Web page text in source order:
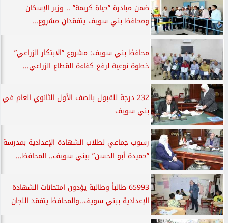
ضمن مبادرة ”حياة كريمة” .. وزير الإسكان
ومحافظ بني سويف يتفقدان مشروع...
محافظ بني سويف: مشروع ”الابتكار الزراعي”
خطوة نوعية لرفع كفاءة القطاع الزراعي...
232 درجة للقبول بالصف الأول الثانوي العام في
بني سويف
رسوب جماعي لطلاب الشهادة الإعدادية بمدرسة
”حميدة أبو الحسن” ببني سويف.. المحافظ...
65993 طالباً وطالبة يؤدون امتحانات الشهادة
الإعدادية ببني سويف..والمحافظ يتفقد اللجان